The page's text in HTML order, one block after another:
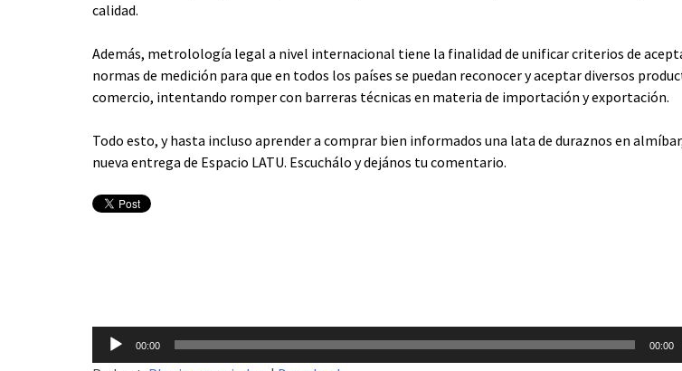
calidad.
Además, metrolología legal a nivel internacional tiene la finalidad de unificar criterios de
normas de medición para que en todos los países se puedan reconocer y aceptar diversos
comercio, intentando romper con barreras técnicas en materia de importación y exportación.
Todo esto, y hasta incluso aprender a comprar bien informados una lata de duraznos en
nueva entrega de Espacio LATU. Escuchálo y dejános tu comentario.
Reproductor
de
00:00 00:00